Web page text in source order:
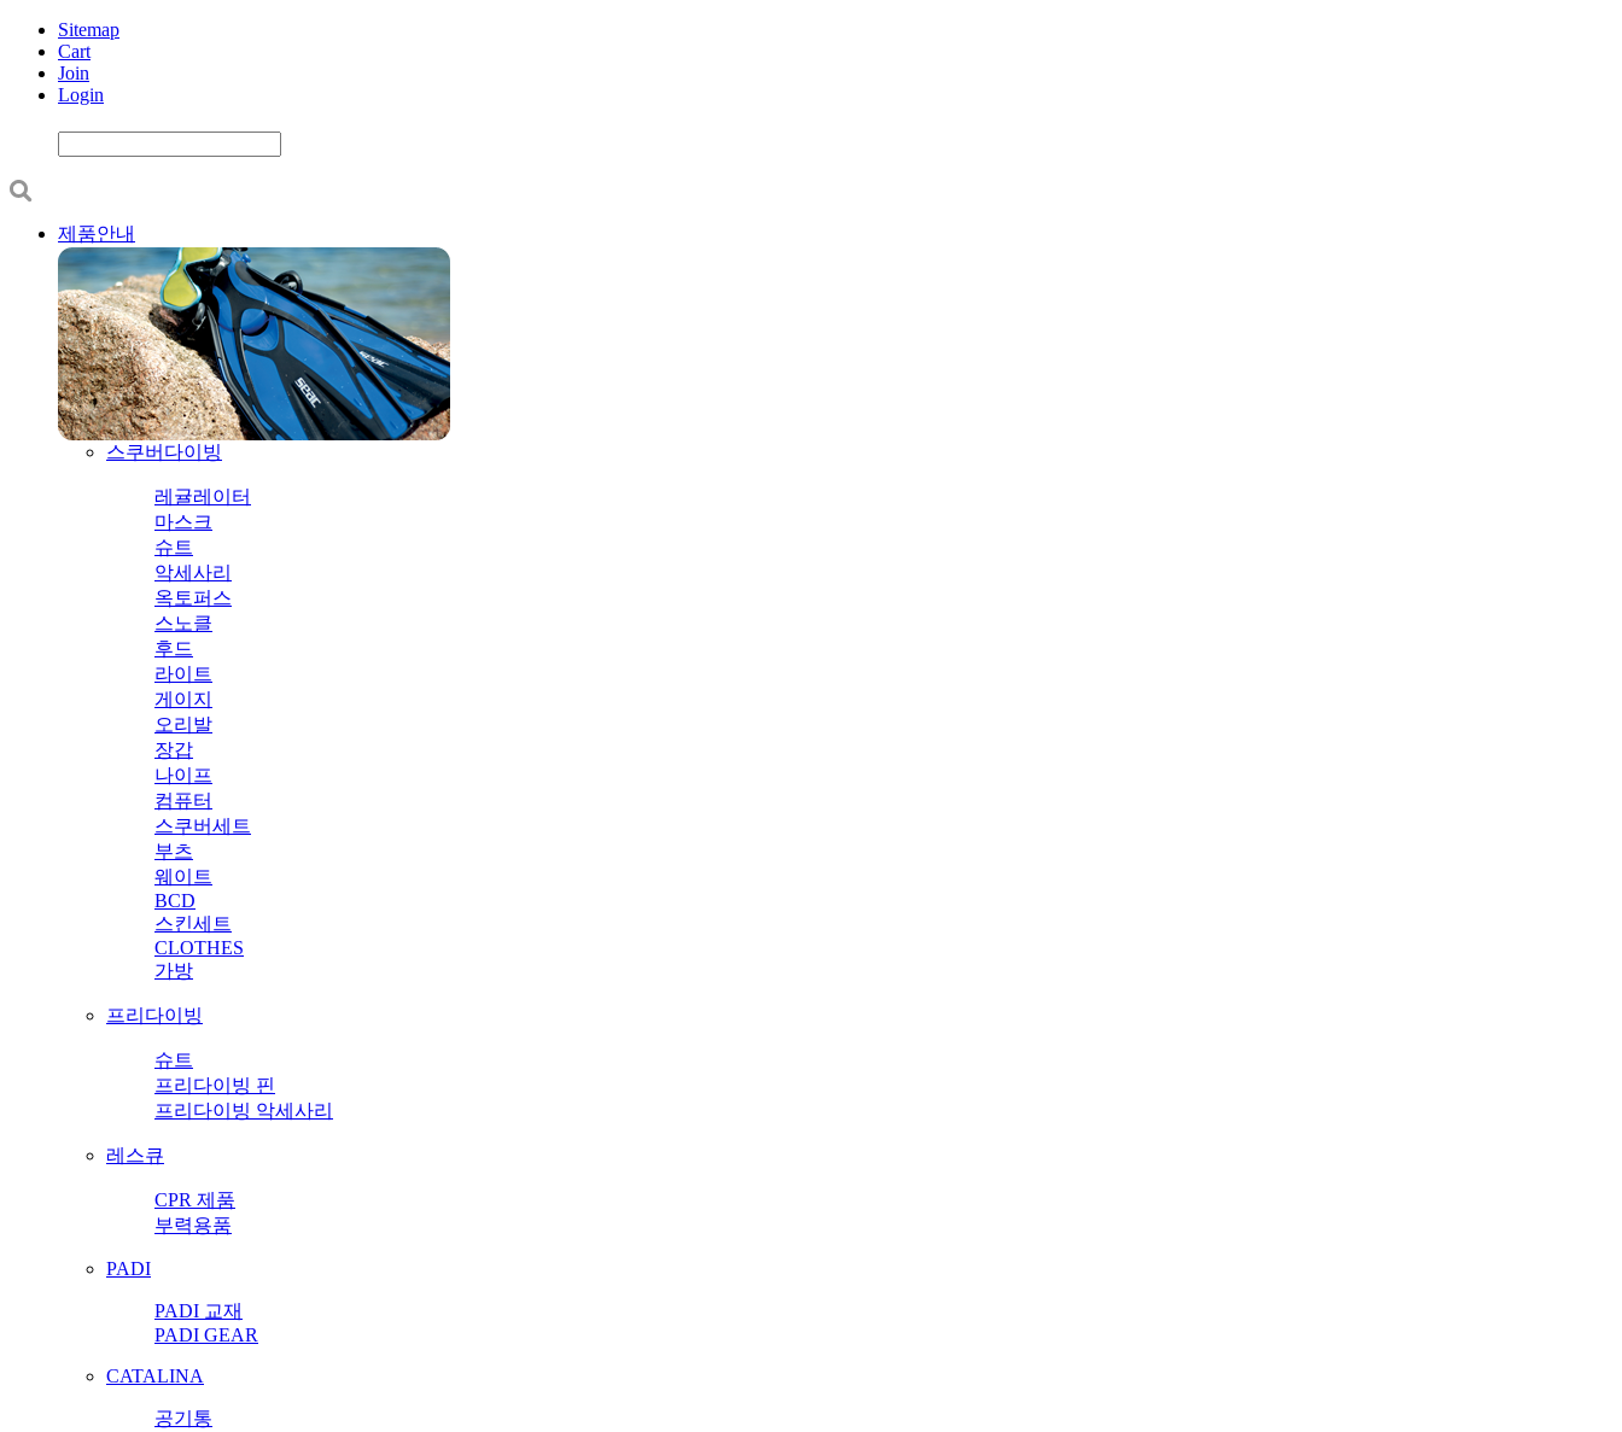
Sitemap
Cart
Join
Login
제품안내
스쿠버다이빙
레귤레이터
마스크
슈트
악세사리
옥토퍼스
스노클
후드
라이트
게이지
오리발
장갑
나이프
컴퓨터
스쿠버세트
부츠
웨이트
BCD
스킨세트
CLOTHES
가방
프리다이빙
슈트
프리다이빙 핀
프리다이빙 악세사리
레스큐
CPR 제품
부력용품
PADI
PADI 교재
PADI GEAR
CATALINA
공기통